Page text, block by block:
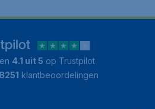
4.1 uit 5 op Trustpilot
8251 klantbeoordelingen